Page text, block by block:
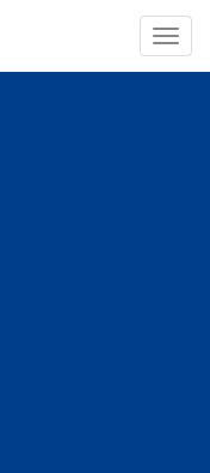
导
4440】
地热
透管|虹